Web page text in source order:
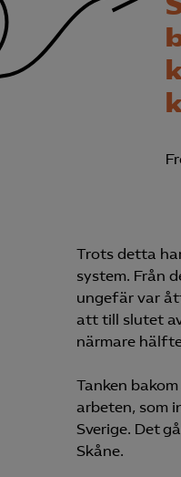
Trots detta
system. Från
ungefär var
att till slutet
närmare
Tanken
arbeten, som
Sverige. Det
Skåne.